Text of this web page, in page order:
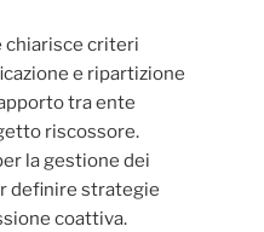
chiarisce criteri
e ripartizione
tra ente
riscossore.
la gestione dei
definire strategie
coattiva.